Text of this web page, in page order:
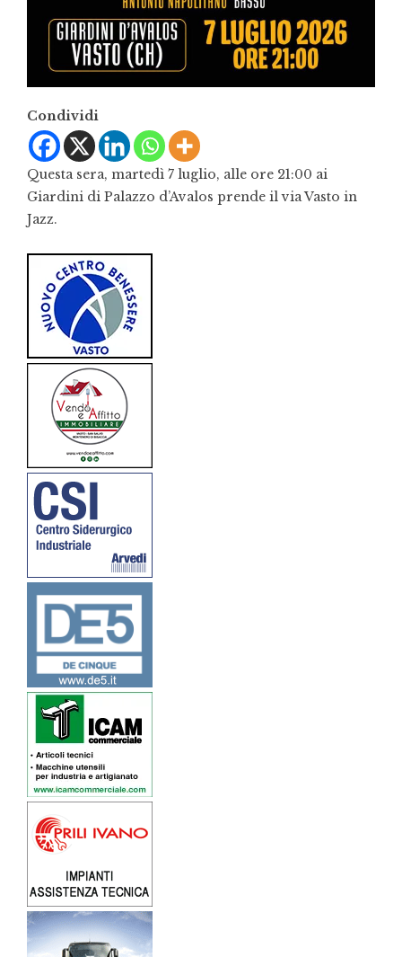
Condividi
Questa sera, martedì 7 luglio, alle ore 21:00 ai
Giardini di Palazzo d’Avalos prende il via Vasto in
Jazz.